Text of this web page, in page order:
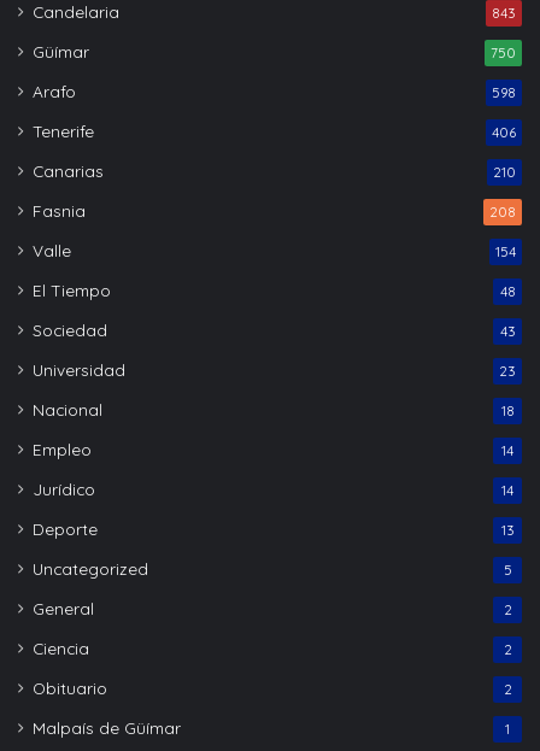
Candelaria 843
Güímar 750
Arafo 598
Tenerife 406
Canarias 210
Fasnia 208
Valle 154
El Tiempo 48
Sociedad 43
Universidad 23
Nacional 18
Empleo 14
Jurídico 14
Deporte 13
Uncategorized 5
General 2
Ciencia 2
Obituario 2
Malpaís de Güímar 1